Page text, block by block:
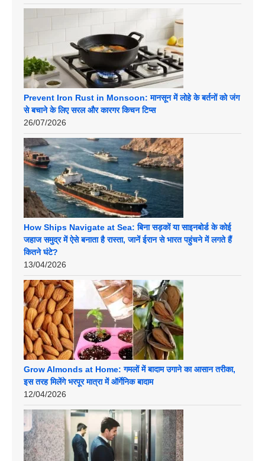
Prevent Iron Rust in Monsoon: मानसून में लोहे के बर्तनों को जंग
से बचाने के लिए सरल और कारगर किचन टिप्स
26/07/2026
How Ships Navigate at Sea: बिना सड़कों या साइनबोर्ड के कोई
जहाज समुद्र में ऐसे बनाता है रास्ता, जानें ईरान से भारत पहुंचने में लगते हैं
कितने घंटे?
13/04/2026
Grow Almonds at Home: गमलों में बादाम उगाने का आसान तरीका,
इस तरह मिलेंगे भरपूर मात्रा में ऑर्गेनिक बादाम
12/04/2026